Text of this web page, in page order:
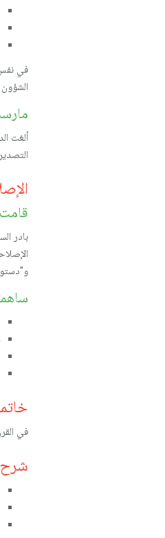
في نفس
الشؤون
ألغت
قامت
بادر
و"دستور 1876م"، وتضمنت هذه القوانين إصلاحات سياسية وإدارية وعسكرية ومدنية واقتصادية
في القرن 19م بلغت الإمبراطورية العثمانية درجة كبرى من الانحطاط، في المقابل عرفت مصر التابعة لها اسميا عدة